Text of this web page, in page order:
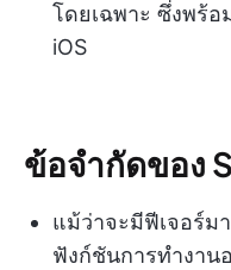
โดยเฉพาะ ซึ่งพร้
iOS
ข้อจำกัดของ
แม้ว่าจะมีฟีเจอร์ม
ฟังก์ชันการทำงาน